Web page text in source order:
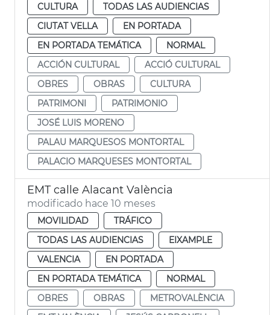
CULTURA
TODAS LAS AUDIENCIAS
CIUTAT VELLA
EN PORTADA
EN PORTADA TEMÁTICA
NORMAL
ACCIÓN CULTURAL
ACCIÓ CULTURAL
OBRES
OBRAS
CULTURA
PATRIMONI
PATRIMONIO
JOSÉ LUIS MORENO
PALAU MARQUESOS MONTORTAL
PALACIO MARQUESES MONTORTAL
EMT calle Alacant València
modificado hace 10 meses
MOVILIDAD
TRÁFICO
TODAS LAS AUDIENCIAS
EIXAMPLE
VALENCIA
EN PORTADA
EN PORTADA TEMÁTICA
NORMAL
OBRES
OBRAS
METROVALÈNCIA